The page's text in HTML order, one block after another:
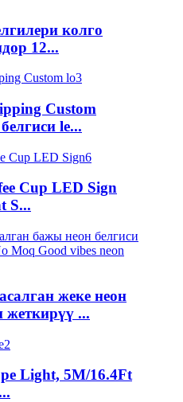
колго
12...
Custom
le...
Cup LED Sign
S...
жеке неон
жеткирүү ...
Light, 5M/16.4Ft